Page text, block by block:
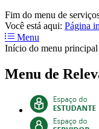
Fim do menu de
Você está aqui: Página
Menu
Início do menu principal
Menu de